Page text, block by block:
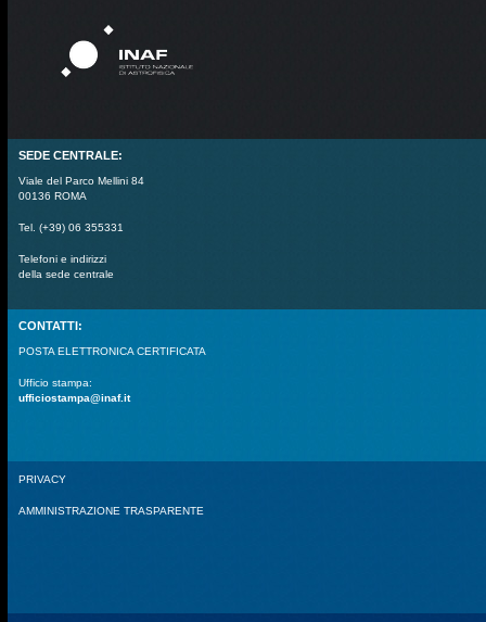
SEDE CENTRALE:
Viale del Parco Mellini 84
00136 ROMA
Tel. (+39) 06 355331
Telefoni e indirizzi
della sede centrale
CONTATTI:
POSTA ELETTRONICA CERTIFICATA
Ufficio stampa:
ufficiostampa@inaf.it
PRIVACY
AMMINISTRAZIONE TRASPARENTE